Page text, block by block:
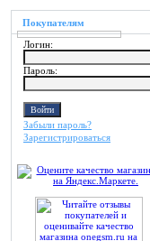
Покупателям
Логин:
Пароль:
Забыли пароль?
Зарегистрироваться